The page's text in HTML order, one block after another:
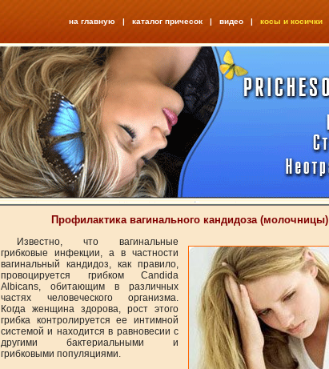
на главную | каталог причесок| видео| косы и косички
Профилактика вагинального кандидоза (молочницы)
Известно, что вагинальные
грибковые инфекции, а в частности
вагинальный кандидоз, как правило,
провоцируется грибком Candida
Albicans, обитающим в различных
частях человеческого организма.
Когда женщина здорова, рост этого
грибка контролируется ее интимной
системой и находится в равновесии с
другими бактериальными и
грибковыми популяциями.